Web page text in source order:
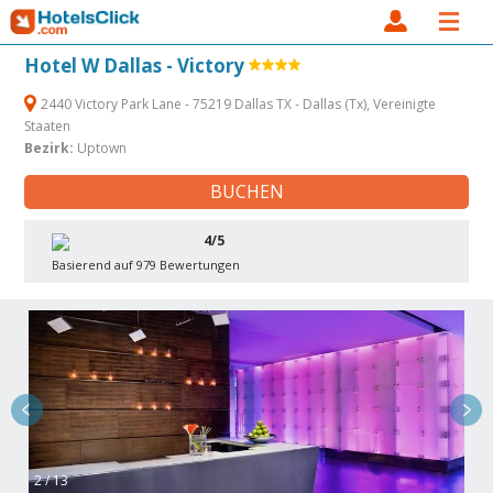
Hotel W Dallas - Victory
2440 Victory Park Lane - 75219 Dallas TX - Dallas (Tx), Vereinigte
Staaten
Bezirk: Uptown
BUCHEN
4/5
Basierend auf 979 Bewertungen
2 / 13